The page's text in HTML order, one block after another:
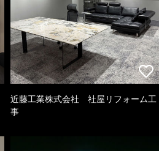
近藤工業株式会社 社屋リフォーム工
事